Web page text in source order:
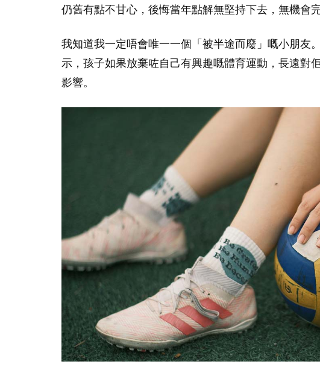
仍舊有點不甘心，後悔當年點解無堅持下去，無機會
我知道我一定唔會唯一一個「被半途而廢」嘅小朋友
示，孩子如果放棄咗自己有興趣嘅體育運動，長遠對
影響。